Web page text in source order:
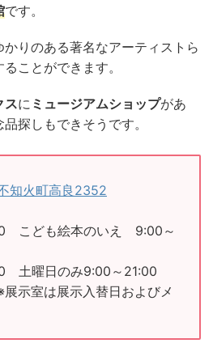
です。
りのある著名なアーティストら
ことができます。
スに ミュージアムショップがあ
探しもできそうです。
知火町高良2352
こども絵本のいえ 9:00～
土曜日のみ9:00～21:00
示室は展示入替日およびメ